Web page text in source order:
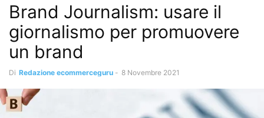
Brand Journalism: usare il
giornalismo per promuovere
un brand
Di Redazione ecommerceguru - 8 Novembre 2021